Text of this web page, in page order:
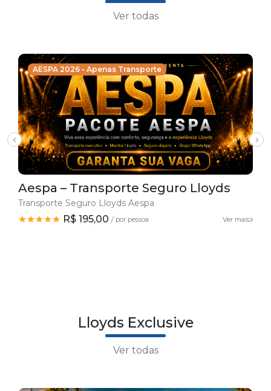
Ver todas
AESPA 2026 • Apenas Transporte
Aespa – Transporte Seguro Lloyds
Transporte Seguro Lloyds Aespa
R$ 195,00 / por pessoa Ver mais
Lloyds Exclusive
Ver todas